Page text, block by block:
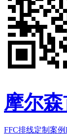
摩尔
FFC排线定制案例